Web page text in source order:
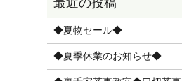
◆夏物セール◆
◆夏季休業のお知らせ◆